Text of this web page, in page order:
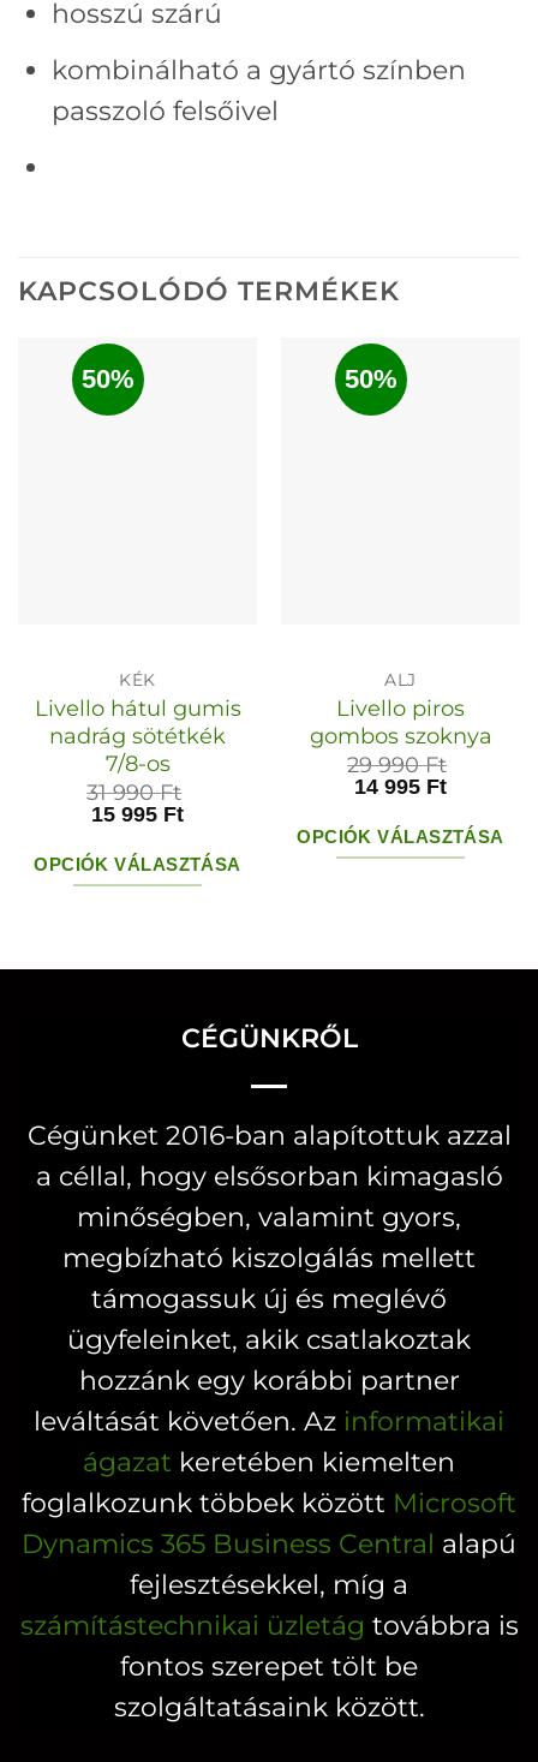
hosszú szárú
kombinálható a gyártó színben
passzoló felsőivel
KAPCSOLÓDÓ TERMÉKEK
50%
KÉK
Livello hátul gumis
nadrág sötétkék
7/8-os
31 990Ft
15 995 Ft
OPCIÓK VÁLASZTÁSA
terméknek
variációja
változatok
a
termékoldalon
választhatók
ki
50%
ALJ
Livello piros
gombos szoknya
29 990Ft
14 995 Ft
OPCIÓK VÁLASZTÁSA
változatok
választhatók
ki
CÉGÜNKRŐL
Cégünket 2016-ban alapítottuk azzal
a céllal, hogy elsősorban kimagasló
minőségben, valamint gyors,
megbízható kiszolgálás mellett
támogassuk új és meglévő
ügyfeleinket, akik csatlakoztak
hozzánk egy korábbi partner
leváltását követően. Az informatikai
ágazat keretében kiemelten
foglalkozunk többek között Microsoft
Dynamics 365 Business Central alapú
fejlesztésekkel, míg a
számítástechnikai üzletág továbbra is
fontos szerepet tölt be
szolgáltatásaink között.